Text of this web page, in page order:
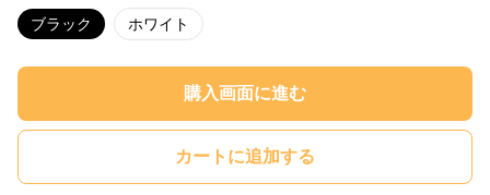
ブラック ホワイト
購入画面に進む
カートに追加する